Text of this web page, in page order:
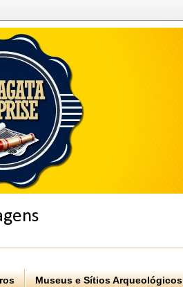
Museus e Sítios Arqueológicos